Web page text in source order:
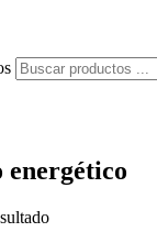
energético